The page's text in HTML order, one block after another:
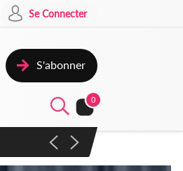
Se Connecter
S'abonner
0